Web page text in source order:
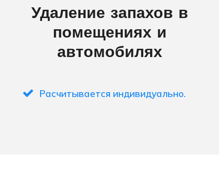
Удаление запахов в
помещениях и
автомобилях
Расчитывается индивидуально.